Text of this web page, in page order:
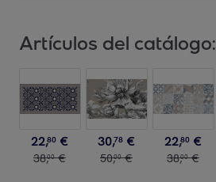
Artículos del catálogo:
22,80 €
38,00 €
30,78 €
50,00 €
22,80 €
38,00 €